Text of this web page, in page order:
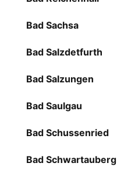
Bad Sachsa
Bad Salzdetfurth
Bad Salzungen
Bad Saulgau
Bad Schussenried
Bad Schwartauberg